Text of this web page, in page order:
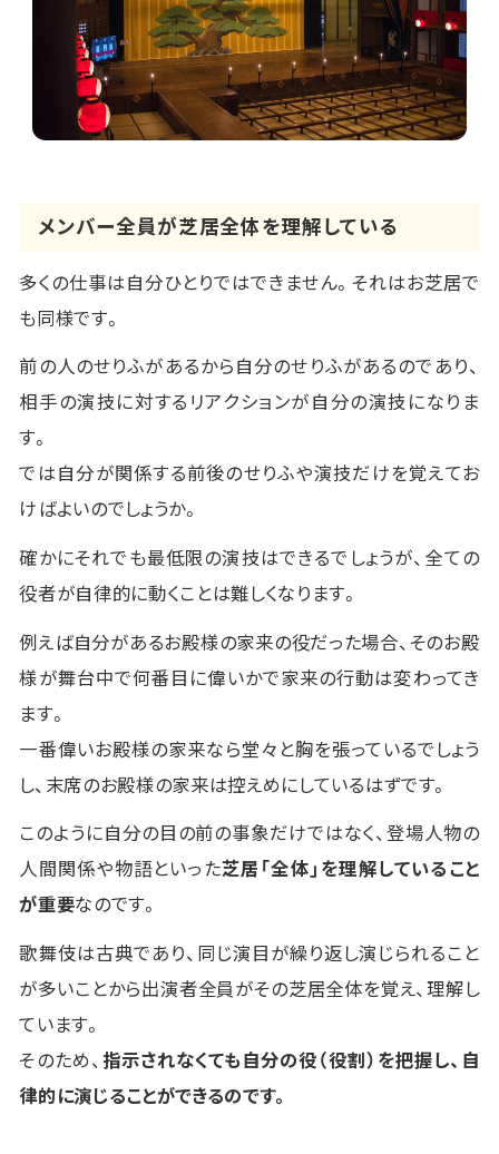
メンバー全員が芝居全体を理解している
多くの仕事は自分ひとりではできません。それはお芝居で
も同様です。
前の人のせりふがあるから自分のせりふがあるのであり、
相手の演技に対するリアクションが自分の演技になりま
す。
では自分が関係する前後のせりふや演技だけを覚えてお
けばよいのでしょうか。
確かにそれでも最低限の演技はできるでしょうが、全ての
役者が自律的に動くことは難しくなります。
例えば自分があるお殿様の家来の役だった場合、そのお殿
様が舞台中で何番目に偉いかで家来の行動は変わってき
ます。
一番偉いお殿様の家来なら堂々と胸を張っているでしょう
し、末席のお殿様の家来は控えめにしているはずです。
このように自分の目の前の事象だけではなく、登場人物の
人間関係や物語といった芝居「全体」を理解していること
が重要なのです。
歌舞伎は古典であり、同じ演目が繰り返し演じられること
が多いことから出演者全員がその芝居全体を覚え、理解し
ています。
そのため、 指示されなくても自分の役（役割）を把握し、自
律的に演じることができるのです。